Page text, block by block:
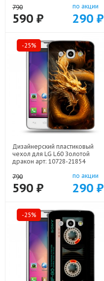
790
590 ₽
по акции
290 ₽
-25%
Дизайнерский пластиковый
чехол для LG L60 Золотой
дракон арт: 10728-21854
790
590 ₽
по акции
290 ₽
-25%